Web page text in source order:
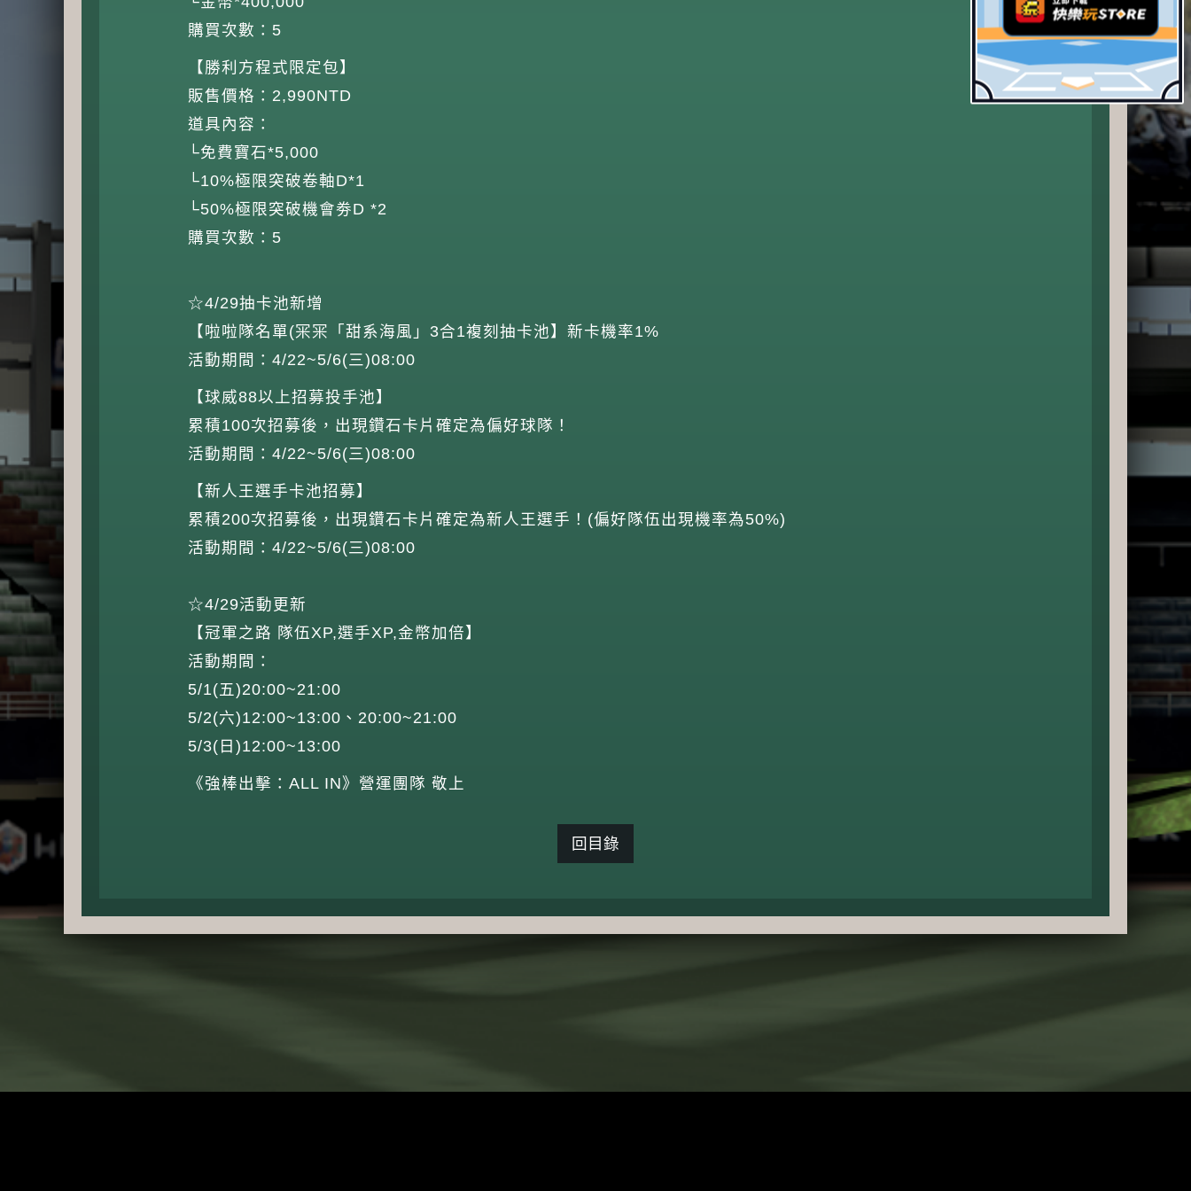
購買次數：5
【勝利方程式限定包】
販售價格：2,990NTD
道具內容：
└免費寶石*5,000
└10%極限突破卷軸D*1
└50%極限突破機會劵D *2
購買次數：5
☆4/29抽卡池新增
【啦啦隊名單(冞冞「甜系海風」3合1複刻抽卡池】新卡機率1%
活動期間：4/22~5/6(三)08:00
【球威88以上招募投手池】
累積100次招募後，出現鑽石卡片確定為偏好球隊！
活動期間：4/22~5/6(三)08:00
【新人王選手卡池招募】
累積200次招募後，出現鑽石卡片確定為新人王選手！(偏好隊伍出現機率為50%)
活動期間：4/22~5/6(三)08:00
☆4/29活動更新
【冠軍之路 隊伍XP,選手XP,金幣加倍】
活動期間：
5/1(五)20:00~21:00
5/2(六)12:00~13:00、20:00~21:00
5/3(日)12:00~13:00
《強棒出擊：ALL IN》營運團隊 敬上
回目錄